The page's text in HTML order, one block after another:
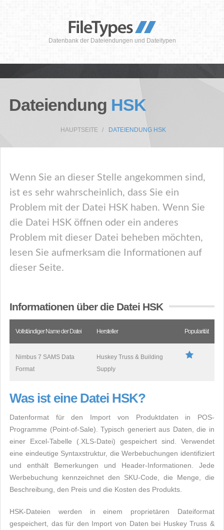
Datenbank der Dateiendungen und Dateitypen
Dateiendung HSK
HAUPTSEITE DATEIENDUNG HSK
Wenn Sie an dieser Stelle angekommen sind,
ist es sehr wahrscheinlich, dass Sie ein
Problem mit der Datei HSK haben. Wenn Sie
die Datei HSK öffnen oder ein anderes
Problem mit dieser Datei beheben möchten,
lesen Sie aufmerksam die Informationen auf
dieser Seite.
Informationen über die Datei HSK
Vollständiger Name der Datei Hersteller Popularität
Nimbus 7 SAMS Data
Format
Huskey Truss & Building
Supply
Was ist eine Datei HSK?
Datenformat für den Import von Produktdaten in POS-
Programme (Point-of-Sale). Typisch generiert aus Daten, die in
einer Excel-Tabelle (.XLS-Datei) gespeichert sind. Verwendet
eine eindeutige Syntaxstruktur, die Werbebuchungen identifiziert
und enthält Bemerkungen und Header-Informationen. Jede
Werbebuchung kennzeichnet den SKU-Code, die Menge, die
Beschreibung, den Preis und die Kosten des Produkts.
HSK-Dateien werden in einem proprietären Dateiformat
gespeichert, das für den Import von Daten bei Huskey Truss &